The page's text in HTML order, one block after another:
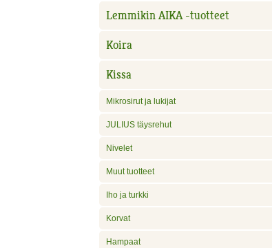
Lemmikin AIKA -tuotteet
Koira
Kissa
Mikrosirut ja lukijat
JULIUS täysrehut
Nivelet
Muut tuotteet
Iho ja turkki
Korvat
Hampaat